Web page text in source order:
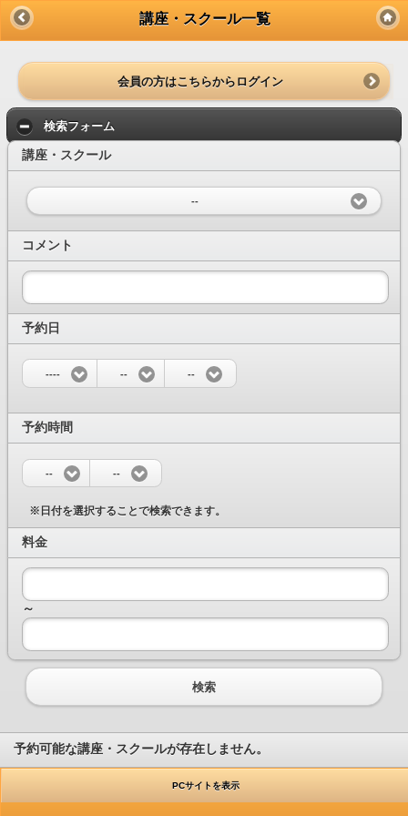
講座・スクール一覧
会員の方はこちらからログイン
検索フォーム
講座・スクール
--
コメント
予約日
---- -- --
予約時間
-- --
※日付を選択することで検索できます。
料金
～
検索
予約可能な講座・スクールが存在しません。
PCサイトを表示